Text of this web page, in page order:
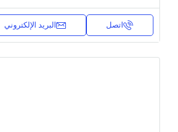
اتصل البريد الإلكتروني